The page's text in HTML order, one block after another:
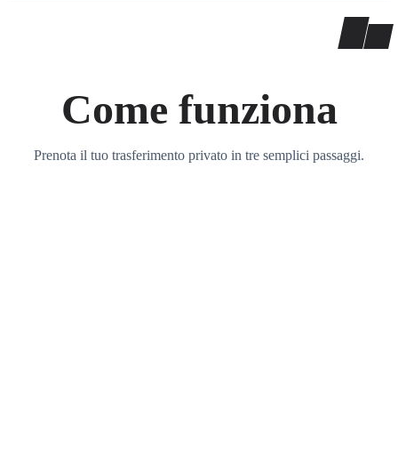
Come funziona
Prenota il tuo trasferimento privato in tre semplici passaggi.